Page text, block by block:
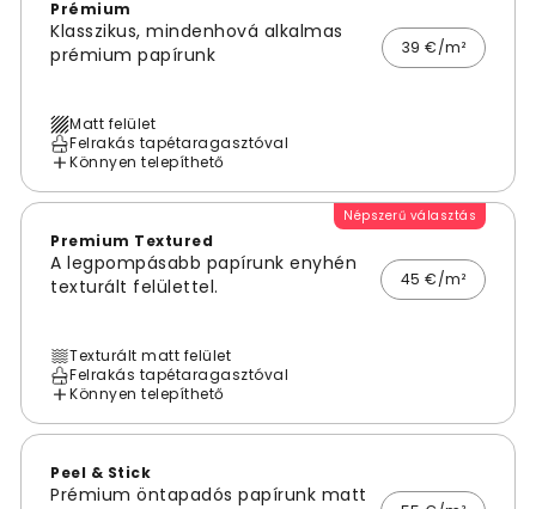
Prémium
Klasszikus, mindenhová alkalmas
prémium papírunk
39 €/m²
Matt felület
Felrakás tapétaragasztóval
Könnyen telepíthető
Népszerű választás
Premium Textured
A legpompásabb papírunk enyhén
texturált felülettel.
45 €/m²
Texturált matt felület
Felrakás tapétaragasztóval
Könnyen telepíthető
Peel & Stick
Prémium öntapadós papírunk matt